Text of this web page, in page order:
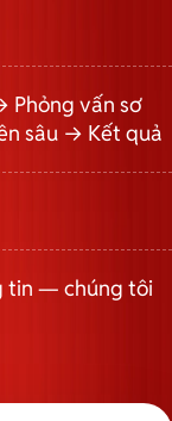
Phỏng vấn sơ
sâu → Kết quả
tin — chúng tôi